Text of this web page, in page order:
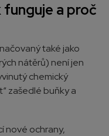
a proč
také jako
nátěrů) není jen
chemický
zašedlé buňky a
nové ochrany,